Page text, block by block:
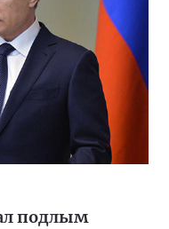
подлым